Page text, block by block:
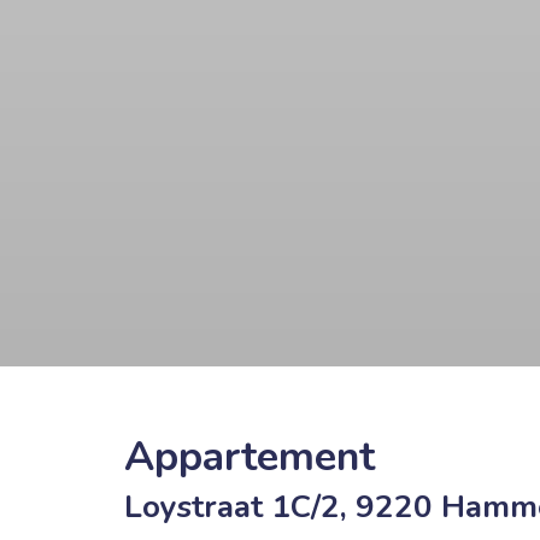
Appartement
Loystraat 1C/2, 9220